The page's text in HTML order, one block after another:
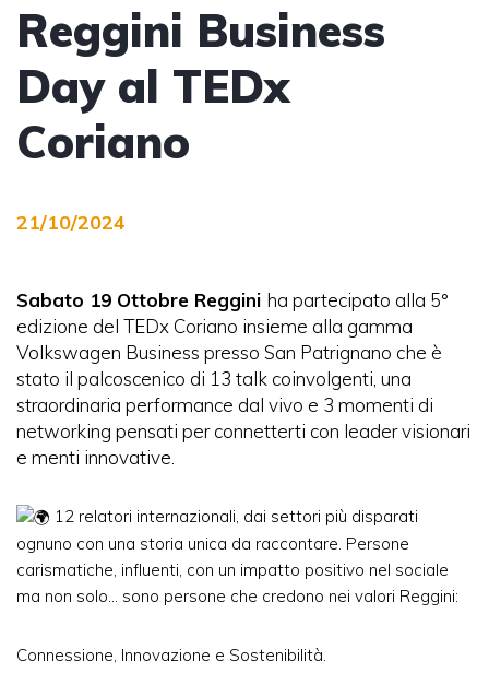
Reggini Business
Day al TEDx
Coriano
21/10/2024
Sabato 19 Ottobre Reggini ha partecipato alla 5°
edizione del TEDx Coriano insieme alla gamma
Volkswagen Business presso San Patrignano che è
stato il palcoscenico di 13 talk coinvolgenti, una
straordinaria performance dal vivo e 3 momenti di
networking pensati per connetterti con leader visionari
e menti innovative.
12 relatori internazionali, dai settori più disparati
ognuno con una storia unica da raccontare. Persone
carismatiche, influenti, con un impatto positivo nel sociale
ma non solo… sono persone che credono nei valori Reggini:
Connessione, Innovazione e Sostenibilità.